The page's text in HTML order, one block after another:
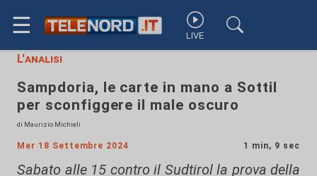
☰ LIVE
L'analisi
Sampdoria, le carte in mano a Sottil
per sconfiggere il male oscuro
di Maurizio Michieli
Mer 18 Settembre 2024 1 min, 9 sec
Sabato alle 15 contro il Sudtirol la prova della